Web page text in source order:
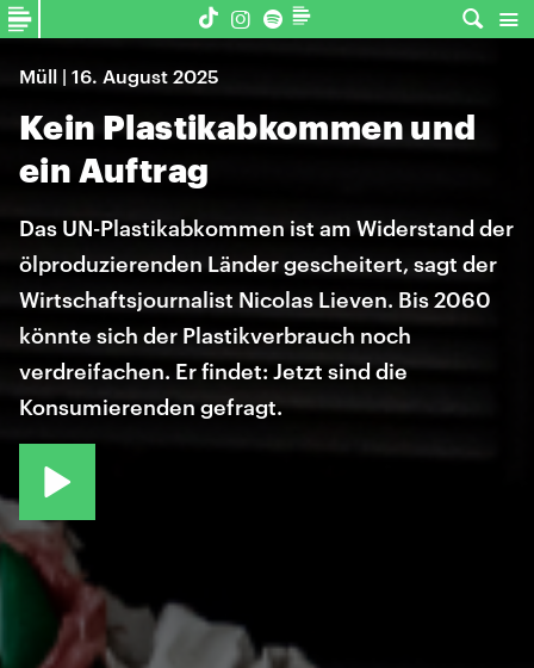
Müll | 16. August 2025
Kein Plastikabkommen und
ein Auftrag
Das UN-Plastikabkommen ist am Widerstand der
ölproduzierenden Länder gescheitert, sagt der
Wirtschaftsjournalist Nicolas Lieven. Bis 2060
könnte sich der Plastikverbrauch noch
verdreifachen. Er findet: Jetzt sind die
Konsumierenden gefragt.